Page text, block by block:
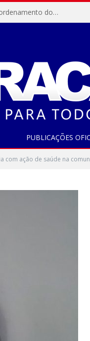
Resex Maracanã avança no processo de gestão e ordenamento do turismo em nossas áreas protegidas.
PUBLICAÇÕES
com ação de saúde na